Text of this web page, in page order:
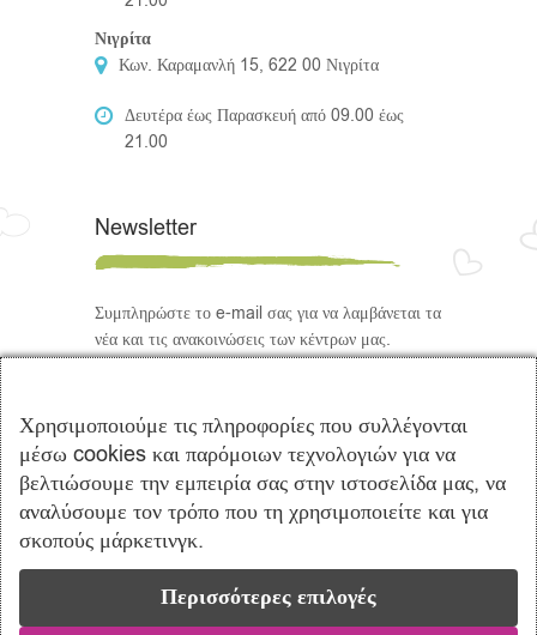
Νιγρίτα
Κων. Καραμανλή 15, 622 00 Νιγρίτα
Δευτέρα έως Παρασκευή από 09.00 έως
21.00
Newsletter
Συμπληρώστε το e-mail σας για να λαμβάνεται τα
νέα και τις ανακοινώσεις των κέντρων μας.
Copyright © 2021 Πρότυπα Κέντρα
Λογοθεραπείας Ενσυναίσθηση | Powered by
Χρησιμοποιούμε τις πληροφορίες που συλλέγονται
μέσω cookies και παρόμοιων τεχνολογιών για να
βελτιώσουμε την εμπειρία σας στην ιστοσελίδα μας, να
αναλύσουμε τον τρόπο που τη χρησιμοποιείτε και για
σκοπούς μάρκετινγκ.
Περισσότερες επιλογές